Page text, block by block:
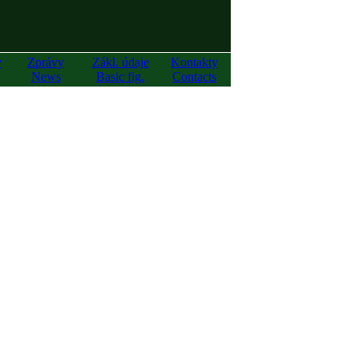
Zprávy
News
Zákl. údaje
Basic fig.
Kontakty
Contacts